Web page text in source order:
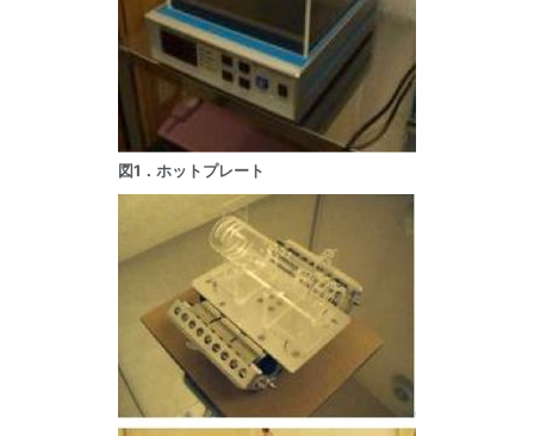
図1．ホットプレート